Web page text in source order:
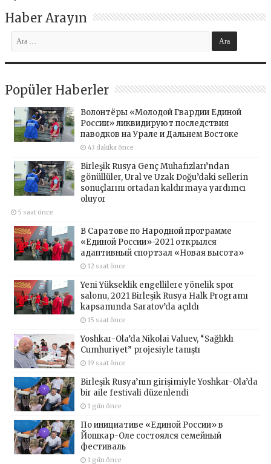
Haber Arayın
Popüler Haberler
Волонтёры «Молодой Гвардии Единой
России» ликвидируют последствия
паводков на Урале и Дальнем Востоке
43 dakika önce
Birleşik Rusya Genç Muhafızları’ndan
gönüllüler, Ural ve Uzak Doğu’daki sellerin
sonuçlarını ortadan kaldırmaya yardımcı
oluyor
5 saat önce
В Саратове по Народной программе
«Единой России»-2021 открылся
адаптивный спортзал «Новая высота»
12 saat önce
Yeni Yükseklik engellilere yönelik spor
salonu, 2021 Birleşik Rusya Halk Programı
kapsamında Saratov’da açıldı
15 saat önce
Yoshkar-Ola’da Nikolai Valuev, “Sağlıklı
Cumhuriyet” projesiyle tanıştı
19 saat önce
Birleşik Rusya’nın girişimiyle Yoshkar-Ola’da
bir aile festivali düzenlendi
1 gün önce
По инициативе «Единой России» в
Йошкар-Оле состоялся семейный
фестиваль
1 gün önce